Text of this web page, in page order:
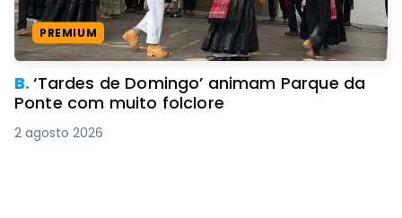
PREMIUM
B.‘Tardes de Domingo’ animam Parque da
Ponte com muito folclore
2 agosto 2026